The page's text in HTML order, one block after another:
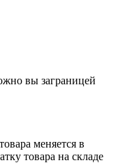
вы заграницей
меняется в
товара на складе